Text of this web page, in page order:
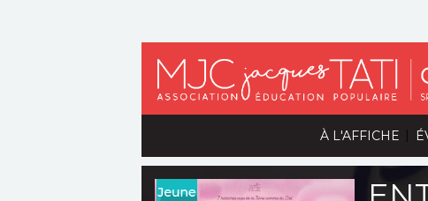
À L'AFFICHE |